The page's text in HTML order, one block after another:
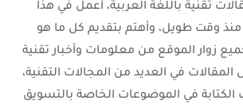
تقنية باللغة العربية، أعمل في هذا
منذ وقت طويل، وأهتم بتقديم كل ما هو
زوار الموقع من معلومات وأخبار تقنية
المقالات في العديد من المجالات التقنية،
الكتابة في الموضوعات الخاصة بالتسويق